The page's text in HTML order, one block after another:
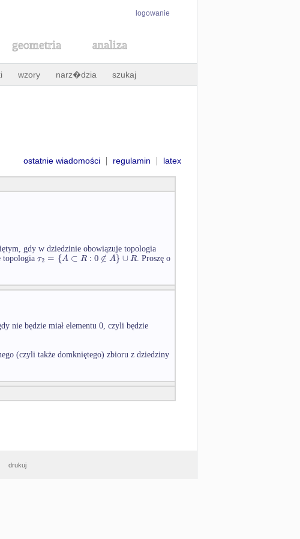
logowanie
geometria analiza
wzory narz�dzia szukaj
ostatnie wiadomości | regulamin | latex
gdy w dziedzinie obowiązuje topologia
topologiaτ2 = {A ⊂ R : 0 ∉A}∪R . Proszę o
nie będzie miał elementu 0, czyli będzie
(czyli także domkniętego) zbioru z dziedziny
drukuj